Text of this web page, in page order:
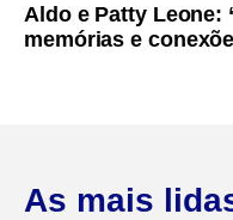
Aldo e Patty Leone:
memórias e
As mais